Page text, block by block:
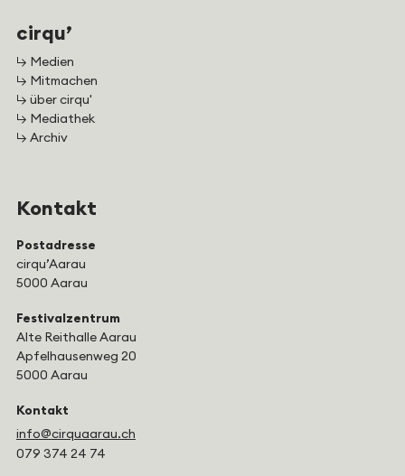
cirqu’
↳ Medien
↳ Mitmachen
↳ über cirqu'
↳ Mediathek
↳ Archiv
Kontakt
Postadresse
cirqu’Aarau
5000 Aarau
Festivalzentrum
Alte Reithalle Aarau
Apfelhausenweg 20
5000 Aarau
Kontakt
info@cirquaarau.ch
079 374 24 74